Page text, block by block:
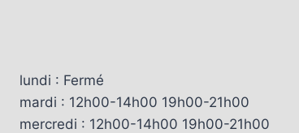
lundi : Fermé
mardi : 12h00-14h00 19h00-21h00
mercredi : 12h00-14h00 19h00-21h00